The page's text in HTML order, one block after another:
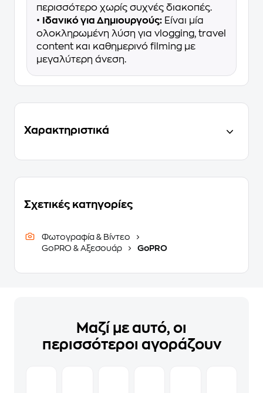
περισσότερο χωρίς συχνές διακοπές.
•
Ιδανικό για Δημιουργούς: Είναι μία
ολοκληρωμένη λύση για vlogging, travel
content και καθημερινό filming με
μεγαλύτερη άνεση.
Χαρακτηριστικά
Σχετικές κατηγορίες
Φωτογραφία & Βίντεο
GoPRO & Αξεσουάρ
GoPRO
Μαζί με αυτό, οι
περισσότεροι αγοράζουν